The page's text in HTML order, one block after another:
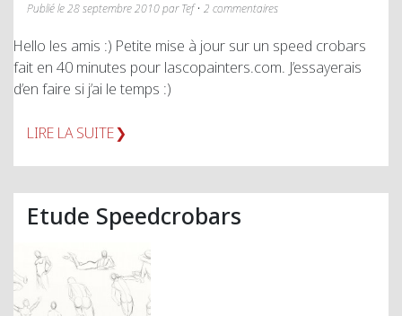
Publié le 28 septembre 2010 par Tef • 2 commentaires
Hello les amis :) Petite mise à jour sur un speed crobars
fait en 40 minutes pour lascopainters.com. J’essayerais
d’en faire si j’ai le temps :)
LIRE LA SUITE
Etude Speedcrobars